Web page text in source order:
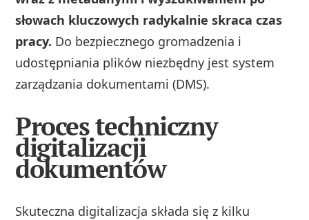
słowach kluczowych radykalnie skraca czas
pracy. Do bezpiecznego gromadzenia i
udostępniania plików niezbędny jest system
zarządzania dokumentami (DMS).
Proces techniczny
digitalizacji
dokumentów
Skuteczna digitalizacja składa się z kilku